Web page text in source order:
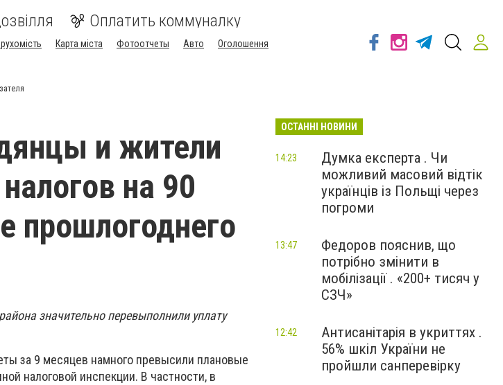
Оплатить коммуналку
Карта міста Фотоотчеты Авто
Оголошення
и жители
на 90
прошлогоднего
значительно перевыполнили уплату
за 9 месяцев намного превысили плановые
налоговой инспекции. В частности, в
ОСТАННІ НОВИНИ
Думка експерта . Чи
можливий масовий відтік
українців із Польщі через
погроми
14:23
Федоров пояснив, що
потрібно змінити в
мобілізації . «200+ тисяч у
СЗЧ»
13:47
Антисанітарія в укриттях .
56% шкіл України не
пройшли санперевірку
12:42